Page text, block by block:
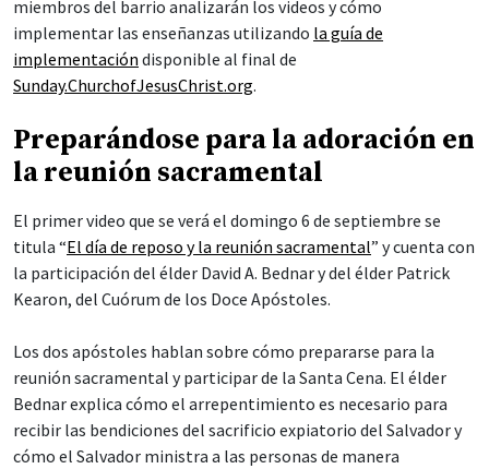
miembros del barrio analizarán los videos y cómo
implementar las enseñanzas utilizando la guía de
implementación disponible al final de
Sunday.ChurchofJesusChrist.org.
Preparándose para la adoración en
la reunión sacramental
El primer video que se verá el domingo 6 de septiembre se
titula “El día de reposo y la reunión sacramental” y cuenta con
la participación del élder David A. Bednar y del élder Patrick
Kearon, del Cuórum de los Doce Apóstoles.
Los dos apóstoles hablan sobre cómo prepararse para la
reunión sacramental y participar de la Santa Cena. El élder
Bednar explica cómo el arrepentimiento es necesario para
recibir las bendiciones del sacrificio expiatorio del Salvador y
cómo el Salvador ministra a las personas de manera